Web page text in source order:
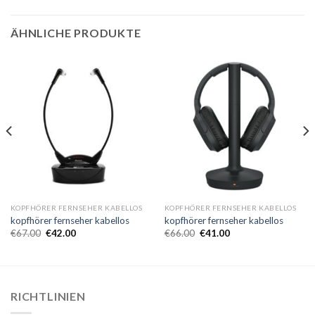
ÄHNLICHE PRODUKTE
KOPFHÖRER FERNSEHER KABELLOS
kopfhörer fernseher kabellos
€67.00 €42.00
KOPFHÖRER FERNSEHER KABELLOS
kopfhörer fernseher kabellos
€66.00 €41.00
RICHTLINIEN